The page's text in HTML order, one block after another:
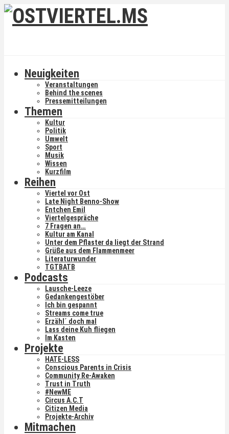
Neuigkeiten
Veranstaltungen
Behind the scenes
Pressemitteilungen
Themen
Kultur
Politik
Umwelt
Sport
Musik
Wissen
Kurzfilm
Reihen
Viertel vor Ost
Late Night Benno-Show
Entchen Emil
Viertelgespräche
7 Fragen an…
Kultur am Kanal
Unter dem Pflaster da liegt der Strand
Grüße aus dem Flammenmeer
Literaturwunder
TGTBATB
Podcasts
Lausche-Leeze
Gedankengestöber
Ich bin gespannt
Streams come true
Erzähl´ doch mal
Lass deine Kuh fliegen
Im Kasten
Projekte
HATE-LESS
Conscious Parents in Crisis
Community Re-Awaken
Trust in Truth
#NewME
Circus A.C.T
Citizen Media
Projekte-Archiv
Mitmachen